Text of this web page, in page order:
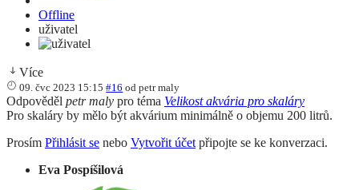
Offline
uživatel
Více
09. čvc 2023 15:15 #16 odpetr maly
Odpověděl petr maly pro téma Velikost akvária pro skaláry
Pro skaláry by mělo být akvárium minimálně o objemu 200 litrů.
Prosím Přihlásit se nebo Vytvořit účet připojte se ke konverzaci.
Eva Pospíšilová